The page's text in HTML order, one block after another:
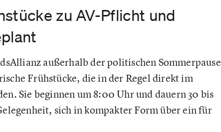
zu AV-Pflicht und
außerhalb der politischen Sommerpause
Frühstücke, die in der Regel direkt im
Sie beginnen um 8:00 Uhr und dauern 30 bis
sich in kompakter Form über ein für